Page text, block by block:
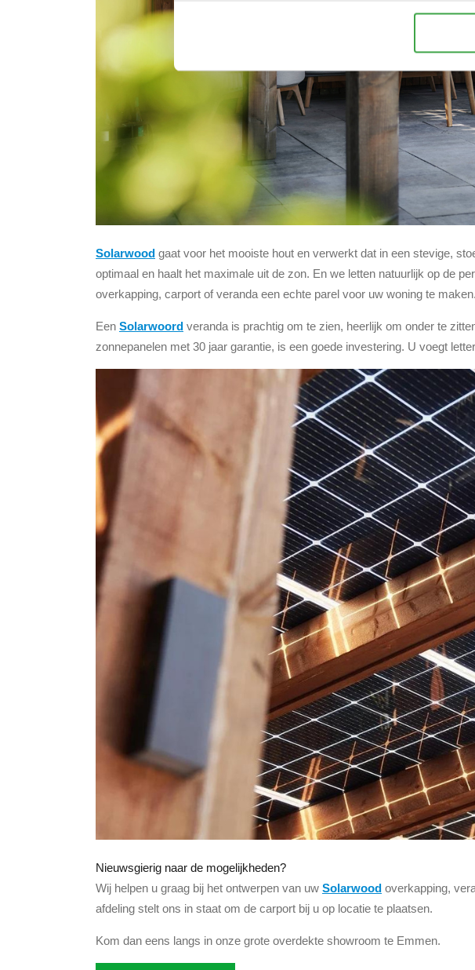
Solarwood gaat voor het mooiste hout en verwerkt dat in een stevige,
optimaal en haalt het maximale uit de zon. En we letten natuurlijk op de
overkapping, carport of veranda een echte parel voor uw woning te maken.
Een Solarwoord veranda is prachtig om te zien, heerlijk om onder te
zonnepanelen met 30 jaar garantie, is een goede investering. U voegt
Nieuwsgierig naar de mogelijkheden?
Wij helpen u graag bij het ontwerpen van uw Solarwood overkapping,
afdeling stelt ons in staat om de carport bij u op locatie te plaatsen.
Kom dan eens langs in onze grote overdekte showroom te Emmen.